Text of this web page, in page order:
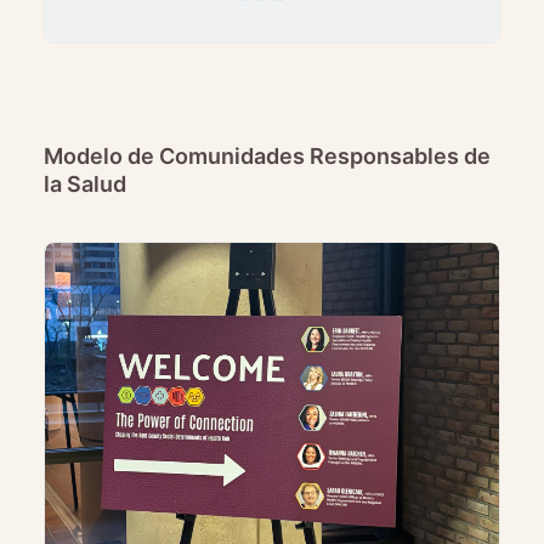
Modelo de Comunidades Responsables de
la Salud